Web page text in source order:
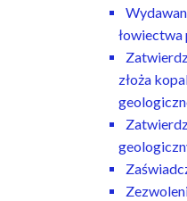
łowiectwa
złoża